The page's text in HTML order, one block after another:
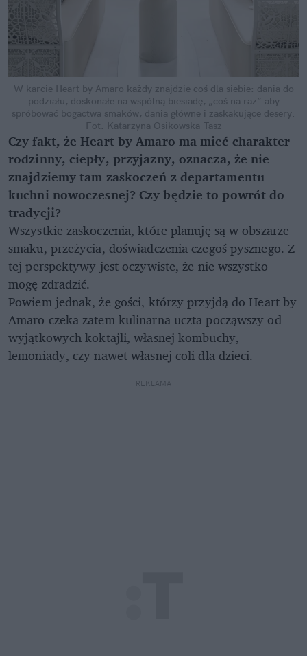
W karcie Heart by Amaro każdy znajdzie coś dla siebie: dania do
podziału, doskonałe na wspólną biesiadę, „coś na raz” aby
spróbować bogactwa smaków, dania główne i zaskakujące desery.
Fot. Katarzyna Osikowska-Tasz
Czy fakt, że Heart by Amaro ma mieć charakter
rodzinny, ciepły, przyjazny, oznacza, że nie
znajdziemy tam zaskoczeń z departamentu
kuchni nowoczesnej? Czy będzie to powrót do
tradycji?
Wszystkie zaskoczenia, które planuję są w obszarze
smaku, przeżycia, doświadczenia czegoś pysznego. Z
tej perspektywy jest oczywiste, że nie wszystko
mogę zdradzić.
Powiem jednak, że gości, którzy przyjdą do Heart by
Amaro czeka zatem kulinarna uczta począwszy od
wyjątkowych koktajli, własnej kombuchy,
lemoniady, czy nawet własnej coli dla dzieci.
REKLAMA